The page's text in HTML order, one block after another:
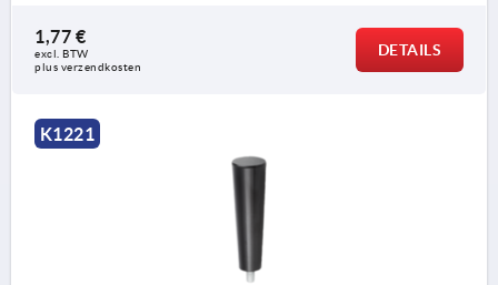
1,77 €
excl. BTW
plus verzendkosten
DETAILS
K1221